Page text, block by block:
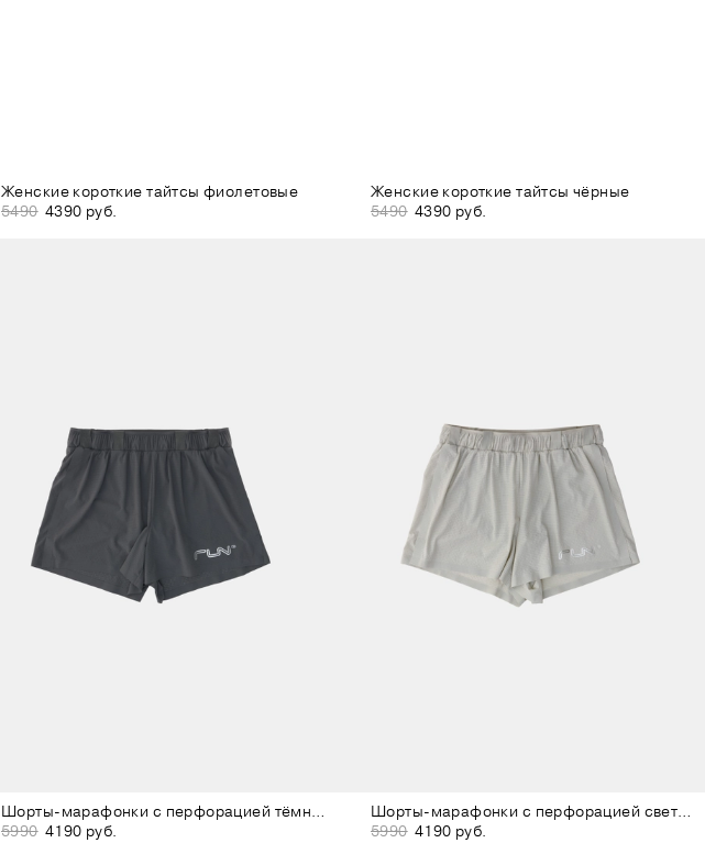
Женские короткие тайтсы фиолетовые
5490 4390 руб.
Женские короткие тайтсы чёрные
5490 4390 руб.
Шорты-марафонки с перфорацией тёмно-серые
5990 4190 руб.
Шорты-марафонки с перфорацией светло-серые
5990 4190 руб.